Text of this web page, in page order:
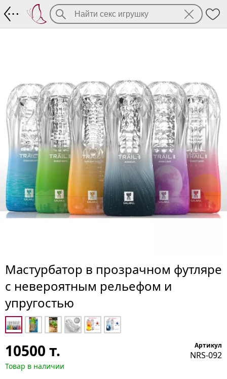
Мастурбатор в прозрачном футляре
с невероятным рельефом и
упругостью
10500 т.
Товар в наличии
Артикул
NRS-092
Мастурбатор в прозрачном футляре